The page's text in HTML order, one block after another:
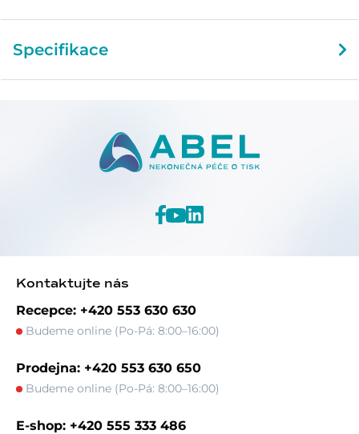
Specifikace
Kontaktujte nás
Recepce: +420 553 630 630
Budeme online (Po-Pá: 8:00–16:00)
Prodejna: +420 553 630 650
Budeme online (Po-Pá: 8:00–16:00)
E-shop: +420 555 333 486